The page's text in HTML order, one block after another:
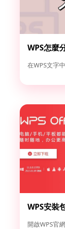
WPS怎麼
WPS安裝
開啟WPS官